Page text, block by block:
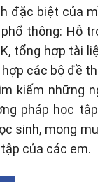
đặc biệt của
phổ thông: Hỗ
tổng hợp tài
các bộ đề
kiếm những
pháp học
sinh, mong
của các em.